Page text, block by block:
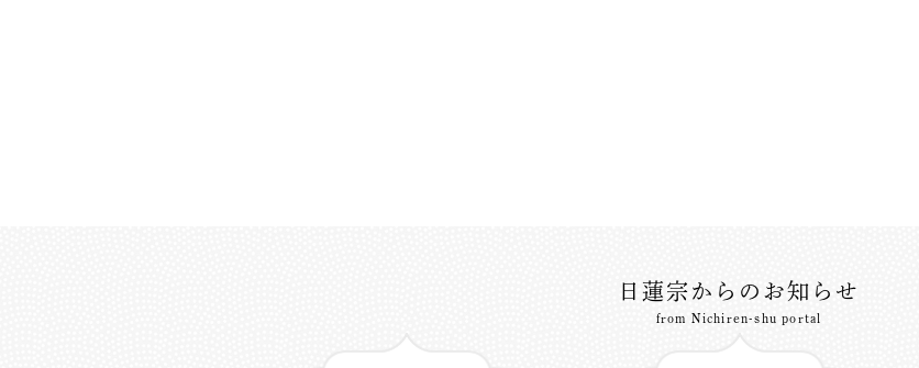
日蓮宗からのお知らせ
from Nichiren-shu portal